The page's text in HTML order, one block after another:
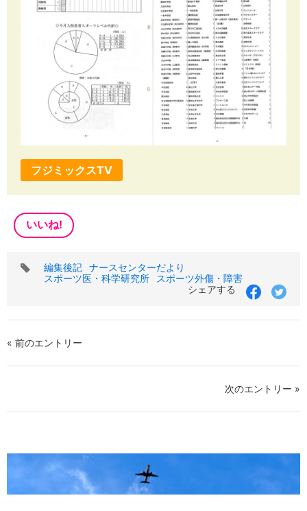
フジミックスTV
いいね!
タ
編集後記 ナースセンターだより
スポーツ医・科学研究所
スポーツ外傷・障害
シェアする
« 前のエントリー
次のエントリー »